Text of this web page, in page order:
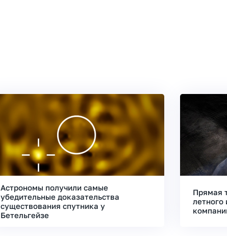
Астрономы получили самые
убедительные доказательства
существования спутника у
Бетельгейзе
Прямая
летного